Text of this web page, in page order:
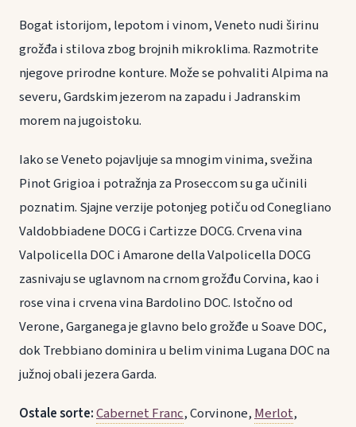
Bogat istorijom, lepotom i vinom, Veneto nudi širinu
grožđa i stilova zbog brojnih mikroklima. Razmotrite
njegove prirodne konture. Može se pohvaliti Alpima na
severu, Gardskim jezerom na zapadu i Jadranskim
morem na jugoistoku.
Iako se Veneto pojavljuje sa mnogim vinima, svežina
Pinot Grigioa i potražnja za Proseccom su ga učinili
poznatim. Sjajne verzije potonjeg potiču od Conegliano
Valdobbiadene DOCG i Cartizze DOCG. Crvena vina
Valpolicella DOC i Amarone della Valpolicella DOCG
zasnivaju se uglavnom na crnom grožđu Corvina, kao i
rose vina i crvena vina Bardolino DOC. Istočno od
Verone, Garganega je glavno belo grožđe u Soave DOC,
dok Trebbiano dominira u belim vinima Lugana DOC na
južnoj obali jezera Garda.
Ostale sorte:Cabernet Franc, Corvinone,Merlot,